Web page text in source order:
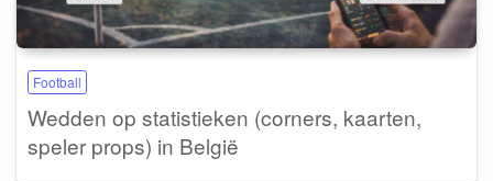
Football
Wedden op statistieken (corners, kaarten,
speler props) in België